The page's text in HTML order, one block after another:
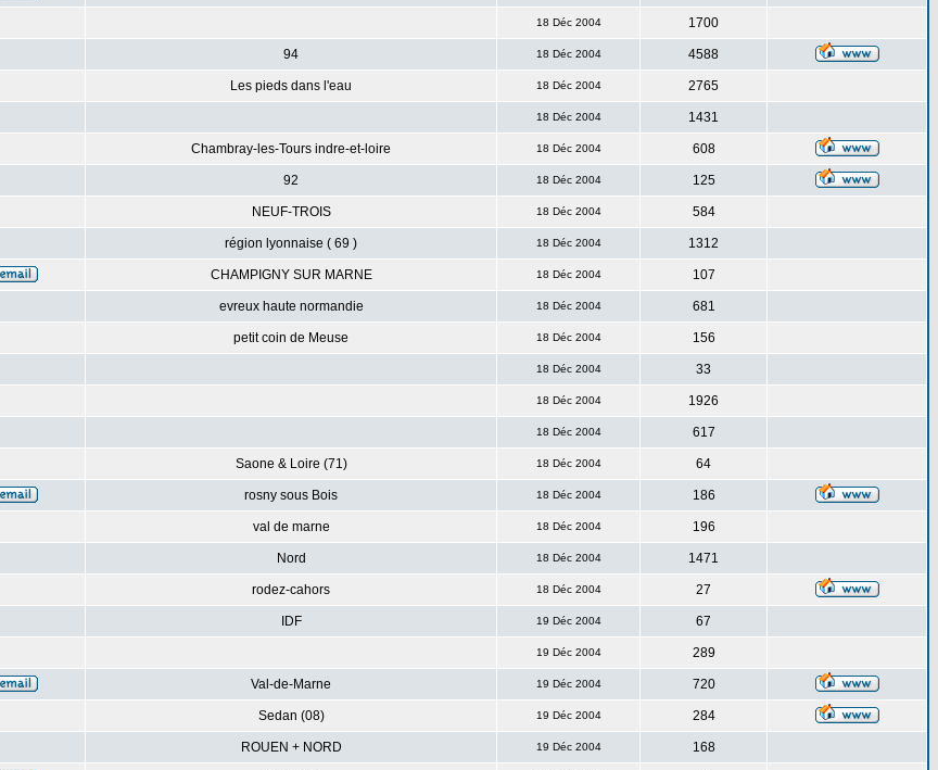
18 Déc 2004 1700
94 18 Déc 2004 4588
Les pieds dans l'eau 18 Déc 2004 2765
18 Déc 2004 1431
Chambray-les-Tours indre-et-loire 18 Déc 2004 608
92 18 Déc 2004 125
NEUF-TROIS 18 Déc 2004 584
région lyonnaise ( 69 ) 18 Déc 2004 1312
CHAMPIGNY SUR MARNE 18 Déc 2004 107
evreux haute normandie 18 Déc 2004 681
petit coin de Meuse 18 Déc 2004 156
18 Déc 2004 33
18 Déc 2004 1926
18 Déc 2004 617
Saone & Loire (71) 18 Déc 2004 64
rosny sous Bois 18 Déc 2004 186
val de marne 18 Déc 2004 196
Nord 18 Déc 2004 1471
rodez-cahors 18 Déc 2004 27
IDF 19 Déc 2004 67
19 Déc 2004 289
Val-de-Marne 19 Déc 2004 720
Sedan (08) 19 Déc 2004 284
ROUEN + NORD 19 Déc 2004 168